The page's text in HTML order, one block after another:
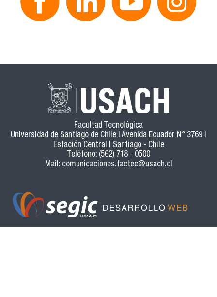
Facultad Tecnológica
Universidad de Santiago de Chile | Avenida Ecuador N° 3769 |
Estación Central | Santiago - Chile
Teléfono: (562) 718 - 0500
Mail: comunicaciones.factec@usach.cl